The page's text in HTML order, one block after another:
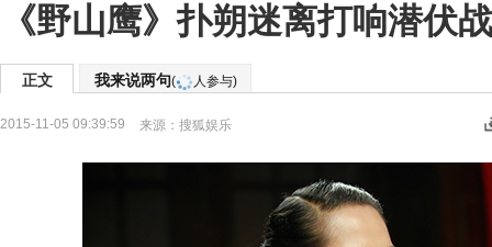
《野山鹰》扑朔迷离打响潜伏
正文 我来说两句( 人参与)
2015-11-05 09:39:59 来源： 搜狐娱乐